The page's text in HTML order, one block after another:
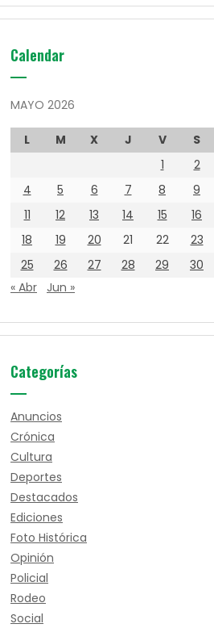
Calendar
MAYO 2026
L M X J V S
1
2
4
5 6 7 8 9
11
12 13 14 15 16
18
19 20 21 22 23
25
26 27 28 29 30
« Abr
Jun »
Categorías
Anuncios
Crónica
Cultura
Deportes
Destacados
Ediciones
Foto Histórica
Opinión
Policial
Rodeo
Social